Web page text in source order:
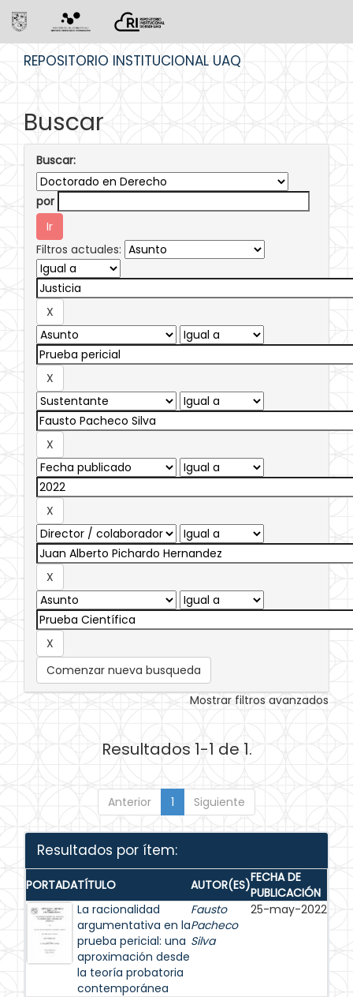
REPOSITORIO INSTITUCIONAL UAQ
Buscar
Buscar:
por
Filtros actuales:
Comenzar nueva busqueda
Mostrar filtros avanzados
Resultados 1-1 de 1.
Anterior 1 Siguiente
Resultados por ítem:
PORTADATÍTULO AUTOR(ES)FECHA DE
PUBLICACIÓN
La racionalidad
argumentativa en la
prueba pericial: una
aproximación desde
la teoría probatoria
contemporánea
Fausto
Pacheco
Silva
25-may-2022